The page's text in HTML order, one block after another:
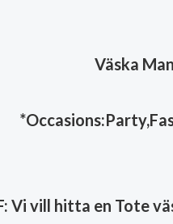
Väska
Vi vill hitta en Tote